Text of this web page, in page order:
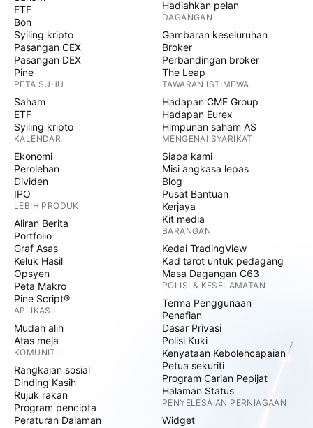
ETF
Bon
Syiling kripto
Pasangan CEX
Pasangan DEX
Pine
PETA SUHU
Saham
ETF
Syiling kripto
KALENDAR
Ekonomi
Perolehan
Dividen
IPO
LEBIH PRODUK
Aliran Berita
Portfolio
Graf Asas
Keluk Hasil
Opsyen
Peta Makro
Pine Script®
APLIKASI
Mudah alih
Atas meja
KOMUNITI
Rangkaian sosial
Dinding Kasih
Rujuk rakan
Program pencipta
Peraturan Dalaman
Hadiahkan pelan
DAGANGAN
Gambaran keseluruhan
Broker
Perbandingan broker
The Leap
TAWARAN ISTIMEWA
Hadapan CME Group
Hadapan Eurex
Himpunan saham AS
MENGENAI SYARIKAT
Siapa kami
Misi angkasa lepas
Blog
Pusat Bantuan
Kerjaya
Kit media
BARANGAN
Kedai TradingView
Kad tarot untuk pedagang
Masa Dagangan C63
POLISI & KESELAMATAN
Terma Penggunaan
Penafian
Dasar Privasi
Polisi Kuki
Kenyataan Kebolehcapaian
Petua sekuriti
Program Carian Pepijat
Halaman Status
PENYELESAIAN PERNIAGAAN
Widget